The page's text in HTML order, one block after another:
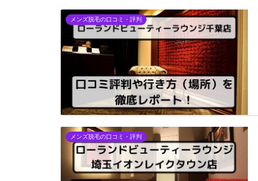
メンズ脱毛の口コミ・評判
メンズ脱毛の口コミ・評判